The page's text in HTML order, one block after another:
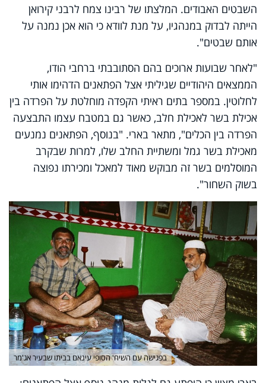
השבטים האבודים. המלצתו של רבינו צמח לרבני קירואן
הייתה לבדוק במנהגיו, על מנת לוודא כי הוא אכן נמנה על
אותם שבטים".
"לאחר שבועות ארוכים בהם הסתובבתי ברחבי הודו,
הממצאים היהודיים שגיליתי אצל הפתאנים הדהימו אותי
לחלוטין. במספר בתים ראיתי הקפדה מוחלטת על הפרדה בין
אכילת בשר לאכילת חלב, כאשר גם במטבח עצמו התבצעה
הפרדה בין הכלים", מתאר בארי. "בנוסף, הפתאנים נמנעים
מאכילת בשר גמל ומשתיית החלב שלו, למרות שבקרב
המוסלמים בשר זה מבוקש מאוד למאכל ומכירתו נפוצה
בשוק השחור".
בפגישה עם השיח' הסופי עינאם בביתו שבעיר אג'מר